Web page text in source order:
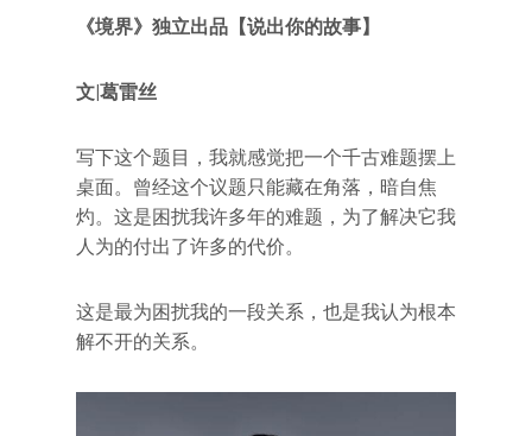
《境界》独立出品【说出你的故事】
文|葛雷丝
写下这个题目，我就感觉把一个千古难题摆上
桌面。曾经这个议题只能藏在角落，暗自焦
灼。这是困扰我许多年的难题，为了解决它我
人为的付出了许多的代价。
这是最为困扰我的一段关系，也是我认为根本
解不开的关系。